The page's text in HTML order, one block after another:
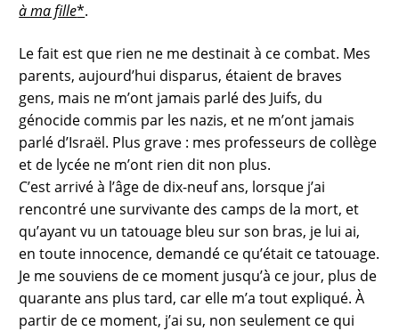
à ma fille*.
Le fait est que rien ne me destinait à ce combat. Mes
parents, aujourd’hui disparus, étaient de braves
gens, mais ne m’ont jamais parlé des Juifs, du
génocide commis par les nazis, et ne m’ont jamais
parlé d’Israël. Plus grave : mes professeurs de collège
et de lycée ne m’ont rien dit non plus.
C’est arrivé à l’âge de dix-neuf ans, lorsque j’ai
rencontré une survivante des camps de la mort, et
qu’ayant vu un tatouage bleu sur son bras, je lui ai,
en toute innocence, demandé ce qu’était ce tatouage.
Je me souviens de ce moment jusqu’à ce jour, plus de
quarante ans plus tard, car elle m’a tout expliqué. À
partir de ce moment, j’ai su, non seulement ce qui